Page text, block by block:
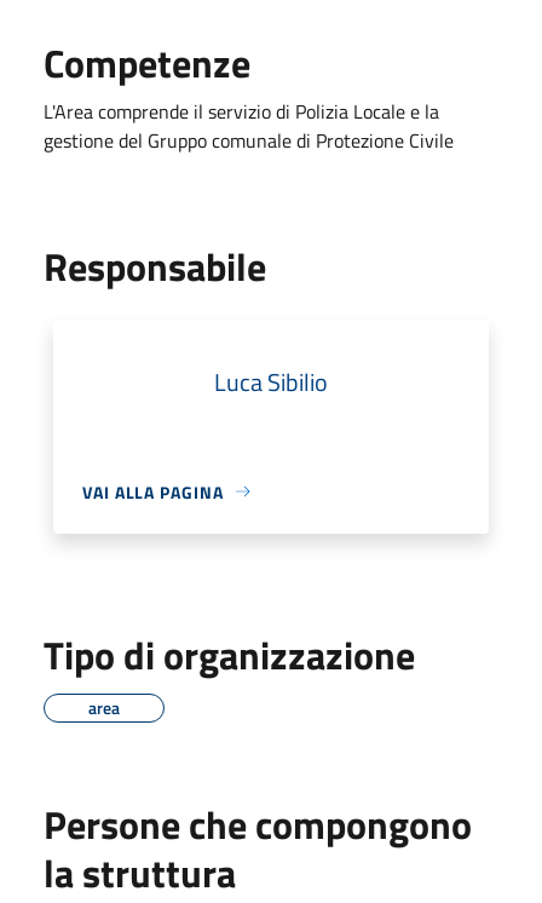
Competenze
L'Area comprende il servizio di Polizia Locale e la
gestione del Gruppo comunale di Protezione Civile
Responsabile
Luca Sibilio
VAI ALLA PAGINA
Tipo di organizzazione
area
Persone che compongono
la struttura